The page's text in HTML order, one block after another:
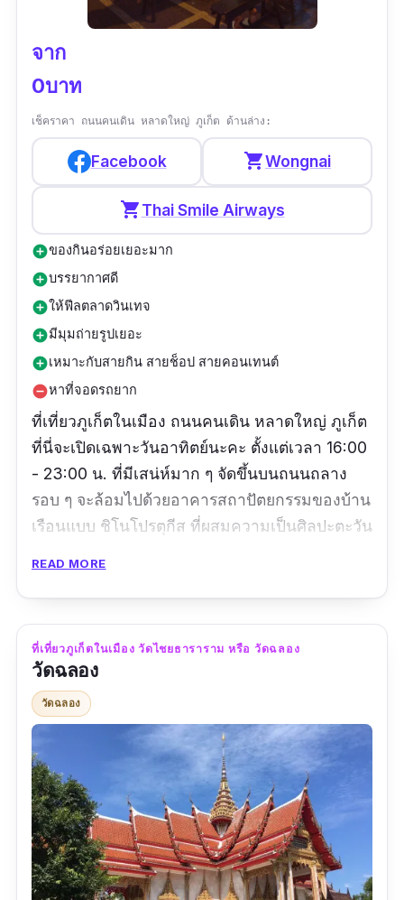
สัตว์ต่างๆ​ ให้ดู​นอกเหนือจากปลา​ต่างๆด้วย​ เราได้
จาก
0บาท
เช็คราคา ถนนคนเดิน หลาดใหญ่ ภูเก็ต ด้านล่าง:
Facebook shopping_cartWongnai
shopping_cartThai Smile Airways
add_circleของกินอร่อยเยอะมาก
add_circleบรรยากาศดี
add_circleให้ฟีลตลาดวินเทจ
add_circleมีมุมถ่ายรูปเยอะ
add_circleเหมาะกับสายกิน สายช็อป สายคอนเทนต์
remove_circleหาที่จอดรถยาก
ที่เที่ยวภูเก็ตในเมือง ถนนคนเดิน หลาดใหญ่ ภูเก็ต
ที่นี่จะเปิดเฉพาะวันอาทิตย์นะคะ ตั้งแต่เวลา 16:00
- 23:00 น. ที่มีเสน่ห์มาก ๆ จัดขึ้นบนถนนถลาง
รอบ ๆ จะล้อมไปด้วยอาคารสถาปัตยกรรมของบ้าน
เรือนแบบ ชิโนโปรตุกีส ที่ผสมความเป็นศิลปะตะวัน
ที่นี่มีสตรีทฟู้ด อาหารพื้นเมืองของคนเก็ต และ
ของกินอร่อย ๆ เปิดขายให้เราไปลองชิมหลาย
อย่างเลย
ข้อมูลเฉพาะ
พิกัด Google map :
https://goo.gl/maps/FpsucZ9jDbRH6zb26?
coh=178571&entry=tt
เวลาทำการ :วันอาทิตย์ 16:00 - 23:00 น.
ประเภทของที่เที่ยว :ตลาด/แหล่งช็อปปิ้ง
READ MORE
ที่เที่ยวภูเก็ตในเมือง วัดไชยธาราราม หรือ วัดฉลอง
วัดฉลอง
วัดฉลอง